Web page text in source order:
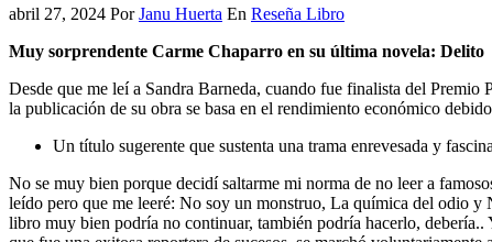
abril 27, 2024 PorJanu Huerta En Reseña Libro
Muy sorprendente Carme Chaparro en su última novela: Delito
Desde que me leí a Sandra Barneda, cuando fue finalista del Premio
la publicación de su obra se basa en el rendimiento económico
Un título sugerente que sustenta una trama enrevesada y
No se muy bien porque decidí saltarme mi norma de no leer a
leído pero que me leeré: No soy un monstruo, La química del odio y
libro muy bien podría no continuar, también podría hacerlo, debería..